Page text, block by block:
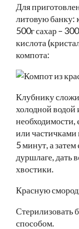
Для
литовую банку:
500г сахар –
кислота
компота:
Клубнику
холодной
необходимости,
или
5 минут, а
дуршлаге, дать
хвостики.
Красную
Стерилизовать
способом.